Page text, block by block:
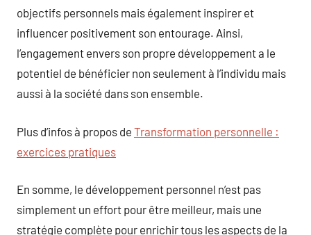
objectifs personnels mais également inspirer et
influencer positivement son entourage. Ainsi,
l’engagement envers son propre développement a le
potentiel de bénéficier non seulement à l’individu mais
aussi à la société dans son ensemble.
Plus d’infos à propos de Transformation personnelle :
exercices pratiques
En somme, le développement personnel n’est pas
simplement un effort pour être meilleur, mais une
stratégie complète pour enrichir tous les aspects de la